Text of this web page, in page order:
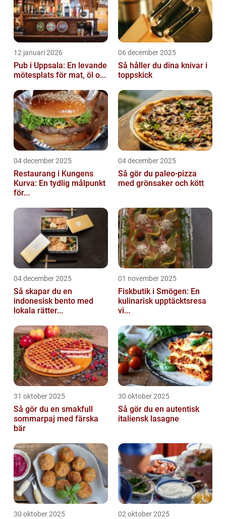
12 januari 2026
Pub i Uppsala: En levande
mötesplats för mat, öl o...
06 december 2025
Så håller du dina knivar i
toppskick
04 december 2025
Restaurang i Kungens
Kurva: En tydlig målpunkt
för...
04 december 2025
Så gör du paleo-pizza
med grönsaker och kött
04 december 2025
Så skapar du en
indonesisk bento med
lokala rätter...
01 november 2025
Fiskbutik i Smögen: En
kulinarisk upptäcktsresa
vi...
31 oktober 2025
Så gör du en smakfull
sommarpaj med färska
bär
30 oktober 2025
Så gör du en autentisk
italiensk lasagne
30 oktober 2025 02 oktober 2025